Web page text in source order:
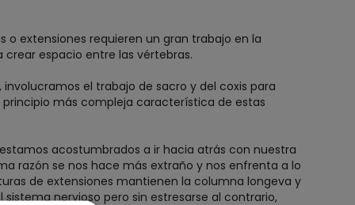
o extensiones requieren un gran trabajo en la
espacio entre las vértebras.
involucramos el trabajo de sacro y del coxis para
más compleja característica de estas
acostumbrados a ir hacia atrás con nuestra
razón se nos hace más extraño y nos enfrenta a lo
de extensiones mantienen la columna longeva y
nervioso pero sin estresarse al contrario,